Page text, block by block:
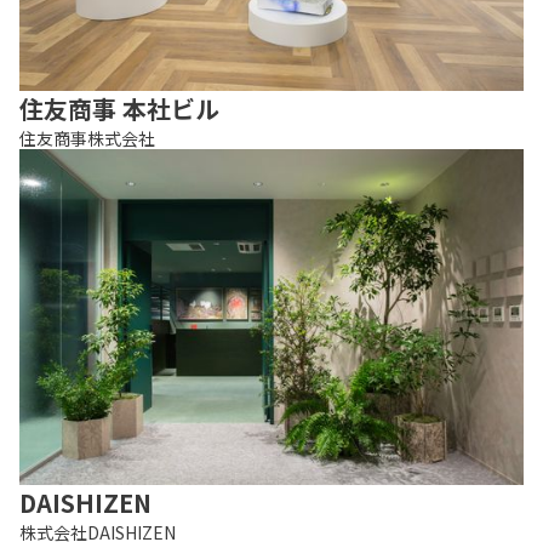
住友商事 本社ビル
住友商事株式会社
DAISHIZEN
株式会社DAISHIZEN